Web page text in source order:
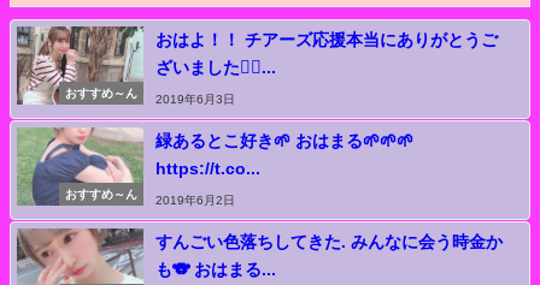
おすすめ～ん
おはよ！！ チアーズ応援本当にありがとうご
ざいました🙇‍♂...
2019年6月3日
おすすめ～ん
緑あるとこ好き🌱 おはまる🌱🌱🌱
https://t.co...
2019年6月2日
すんごい色落ちしてきた. みんなに会う時金か
も🐨 おはまる...